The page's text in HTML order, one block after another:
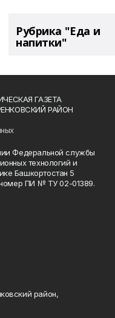
Рубрика "Еда и
напитки"
ГАЗЕТА
РАЙОН
Федеральной службы
технологий и
Башкортостан 5
номер ПИ № ТУ 02-01389.
район,